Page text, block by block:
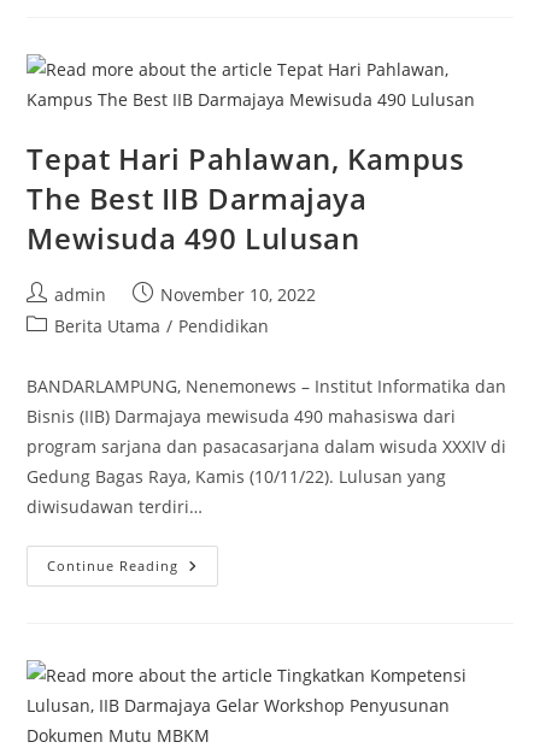
Beasiswa,
Ini
Pesan
Kepala
Wilayah
Tepat Hari Pahlawan, Kampus
The Best IIB Darmajaya
Mewisuda 490 Lulusan
Post
author:
admin
Post
published:
November 10, 2022
PostBerita Utama / Pendidikan
BANDARLAMPUNG, Nenemonews – Institut Informatika dan
Bisnis (IIB) Darmajaya mewisuda 490 mahasiswa dari
program sarjana dan pasacasarjana dalam wisuda XXXIV di
Gedung Bagas Raya, Kamis (10/11/22). Lulusan yang
diwisudawan terdiri…
Continue Reading Tepat
Hari
IIB
Darmajaya
Mewisuda
490
Lulusan